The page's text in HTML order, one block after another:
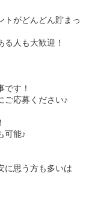
トがどんどん貯まっ
人も大歓迎！
す！
ご応募ください♪
可能♪
に思う方も多いは